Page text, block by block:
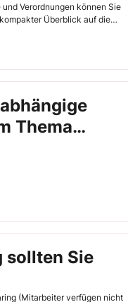
Verordnungen können Sie
Überblick auf die
Thema
sollten Sie
(Mitarbeiter verfügen nicht